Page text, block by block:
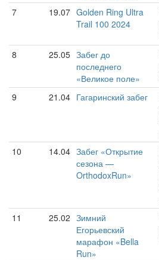
7 19.07 Golden Ring Ultra
Trail 100 2024
8 25.05 Забег до
последнего
«Великое поле»
9 21.04 Гагаринский забег
10 14.04 Забег «Открытие
сезона —
OrthodoxRun»
11 25.02 Зимний
Егорьевский
марафон «Bella
Run»